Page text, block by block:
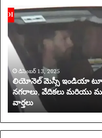
లి
యో
ల్
మె
ఇం
డి
యా
టూ
ర్
2
0
డిసెంబర్ 13, 2025
లియోనెల్ మెస్సీ ఇండియా టూర్
నగరాలు, వేదికలు మరియు
వార్తలు